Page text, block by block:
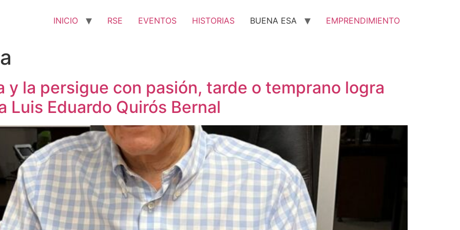
INICIO RSE EVENTOS HISTORIAS BUENA ESA EMPRENDIMIENTO
y la persigue con pasión, tarde o temprano logra
Luis Eduardo Quirós Bernal